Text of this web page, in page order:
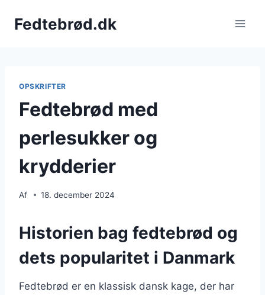
Fedtebrød.dk
OPSKRIFTER
Fedtebrød med
perlesukker og
krydderier
Af 18. december 2024
Historien bag fedtebrød og
dets popularitet i Danmark
Fedtebrød er en klassisk dansk kage, der har